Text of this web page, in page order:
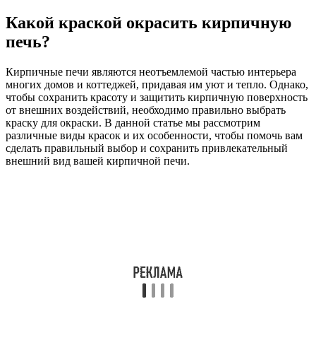
Какой краской окрасить кирпичную
печь?
Кирпичные печи являются неотъемлемой частью интерьера
многих домов и коттеджей, придавая им уют и тепло. Однако,
чтобы сохранить красоту и защитить кирпичную поверхность
от внешних воздействий, необходимо правильно выбрать
краску для окраски. В данной статье мы рассмотрим
различные виды красок и их особенности, чтобы помочь вам
сделать правильный выбор и сохранить привлекательный
внешний вид вашей кирпичной печи.